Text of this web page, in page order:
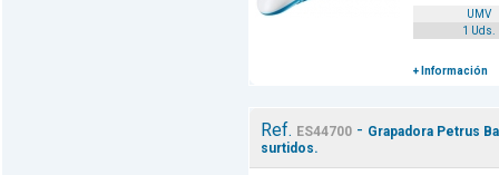
UMV
1 Uds.
+ Información
Ref. ES44700- Grapadora Petrus
surtidos.